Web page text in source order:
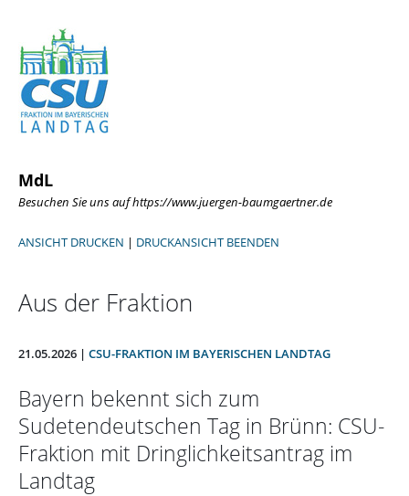
MdL
Besuchen Sie uns auf https://www.juergen-baumgaertner.de
ANSICHT DRUCKEN | DRUCKANSICHT BEENDEN
Aus der Fraktion
21.05.2026 | CSU-FRAKTION IM BAYERISCHEN LANDTAG
Bayern bekennt sich zum
Sudetendeutschen Tag in Brünn: CSU-
Fraktion mit Dringlichkeitsantrag im
Landtag